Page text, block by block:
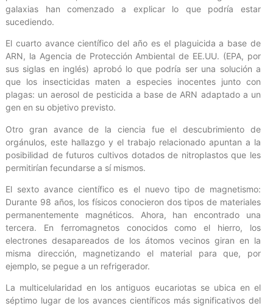
galaxias han comenzado a explicar lo que podría estar
sucediendo.
El cuarto avance científico del año es el plaguicida a base de
ARN, la Agencia de Protección Ambiental de EE.UU. (EPA, por
sus siglas en inglés) aprobó lo que podría ser una solución a
que los insecticidas maten a especies inocentes junto con
plagas: un aerosol de pesticida a base de ARN adaptado a un
gen en su objetivo previsto.
Otro gran avance de la ciencia fue el descubrimiento de
orgánulos, este hallazgo y el trabajo relacionado apuntan a la
posibilidad de futuros cultivos dotados de nitroplastos que les
permitirían fecundarse a sí mismos.
El sexto avance científico es el nuevo tipo de magnetismo:
Durante 98 años, los físicos conocieron dos tipos de materiales
permanentemente magnéticos. Ahora, han encontrado una
tercera. En ferromagnetos conocidos como el hierro, los
electrones desapareados de los átomos vecinos giran en la
misma dirección, magnetizando el material para que, por
ejemplo, se pegue a un refrigerador.
La multicelularidad en los antiguos eucariotas se ubica en el
séptimo lugar de los avances científicos más significativos del